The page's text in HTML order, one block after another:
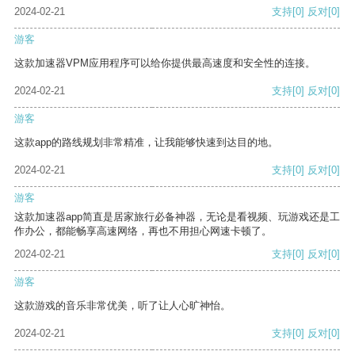
2024-02-21 支持[0] 反对[0]
游客
这款加速器VPM应用程序可以给你提供最高速度和安全性的连接。
2024-02-21 支持[0] 反对[0]
游客
这款app的路线规划非常精准，让我能够快速到达目的地。
2024-02-21 支持[0] 反对[0]
游客
这款加速器app简直是居家旅行必备神器，无论是看视频、玩游戏还是工
作办公，都能畅享高速网络，再也不用担心网速卡顿了。
2024-02-21
支持[0] 反对[0]
游客
这款游戏的音乐非常优美，听了让人心旷神怡。
2024-02-21 支持[0] 反对[0]